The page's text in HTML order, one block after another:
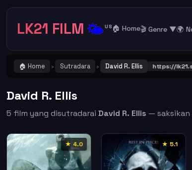
LK21 FILM🌤️US 🏠 Home🎬 Genre ▼🌍
🏠 Home › Sutradara › David R. Ellis
! Catat dan Bookmark alamat URL LK21 https://lk21.st .
David R. Ellis
5 film yang disutradaraiDavid R. Ellis — saksikan
★ 4.0 ★ 5.1